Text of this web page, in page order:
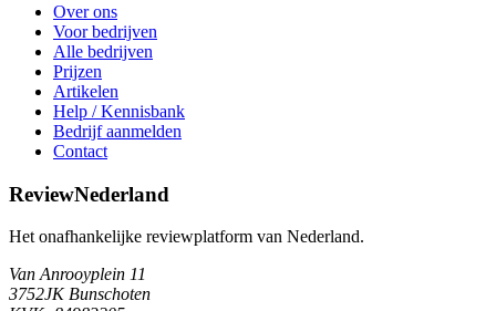
Over ons
Voor bedrijven
Alle bedrijven
Prijzen
Artikelen
Help / Kennisbank
Bedrijf aanmelden
Contact
ReviewNederland
Het onafhankelijke reviewplatform van Nederland.
Van Anrooyplein 11
3752JK Bunschoten